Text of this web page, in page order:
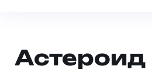
Астероид